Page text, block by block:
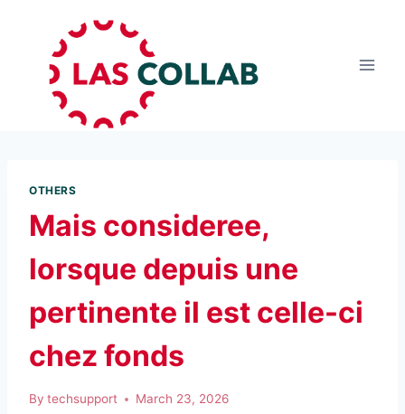
OTHERS
Mais consideree,
lorsque depuis une
pertinente il est celle-ci
chez fonds
By techsupport March 23, 2026